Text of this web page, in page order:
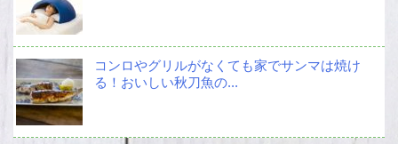
コンロやグリルがなくても家でサンマは焼け
る！おいしい秋刀魚の...